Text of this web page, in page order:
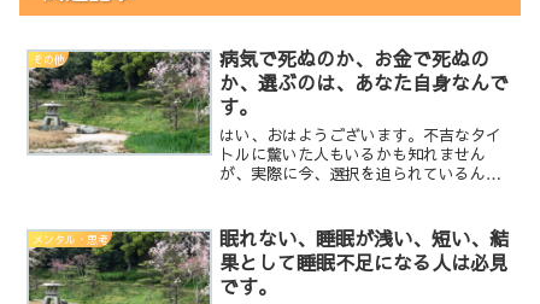
その他
病気で死ぬのか、お金で死ぬの
か、選ぶのは、あなた自身なんで
す。
はい、おはようございます。不吉なタイ
トルに驚いた人もいるかも知れません
が、実際に今、選択を迫られているんで
職を失う人達・・・本当に今、引き篭も
ることが大事なのでしょうか...
メンタル・思考
眠れない、睡眠が浅い、短い、結
果として睡眠不足になる人は必見
です。